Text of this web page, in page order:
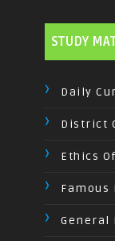
STUDY
Daily
District
Ethics
General